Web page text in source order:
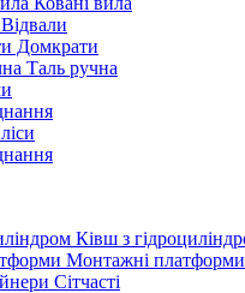
Відвали
Домкрати
Таль ручна
Ківш з
Монтажні платформи
Сітчасті